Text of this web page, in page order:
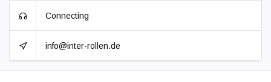
Connecting
info@inter-rollen.de